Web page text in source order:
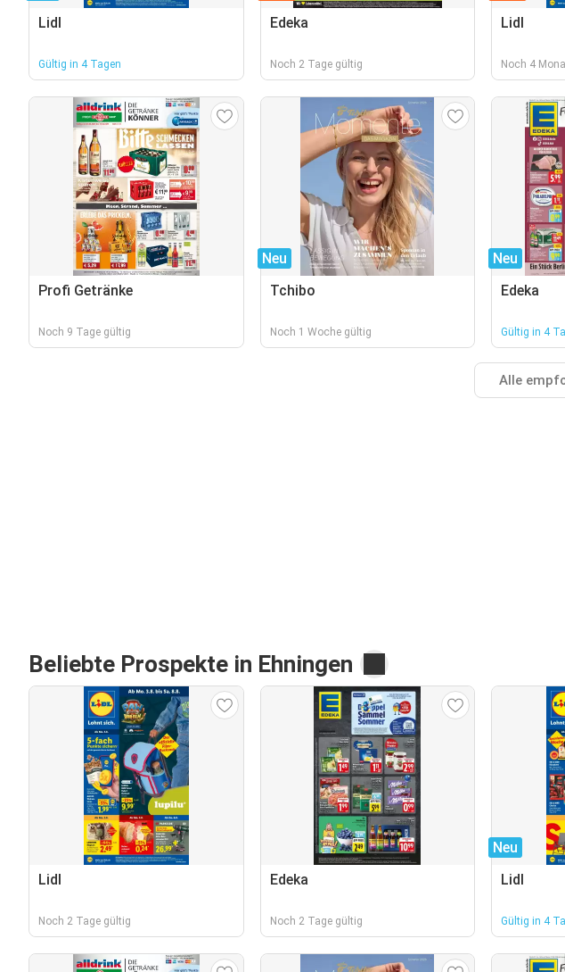
Lidl
Gültig in 4 Tagen
Edeka
Noch 2 Tage gültig
Lidl
Noch 4
Profi Getränke
Noch 9 Tage gültig
Neu
Tchibo
Noch 1 Woche gültig
Neu
Edeka
Gültig in 4
Alle
Beliebte Prospekte in Ehningen
Lidl
Noch 2 Tage gültig
Edeka
Noch 2 Tage gültig
Neu
Lidl
Gültig in 4